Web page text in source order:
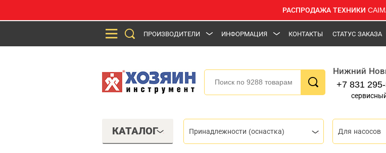
РАСПРОДАЖА ТЕХНИКИ
ПРОИЗВОДИТЕЛИ ИНФОРМАЦИЯ КОНТАКТЫ СТАТУС ЗАКАЗА
Нижний
+7 831
КАТАЛОГ Принадлежности (оснастка) Для насосов